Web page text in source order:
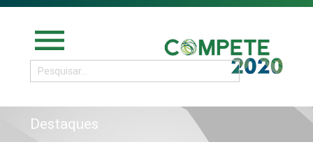
menu
Destaques